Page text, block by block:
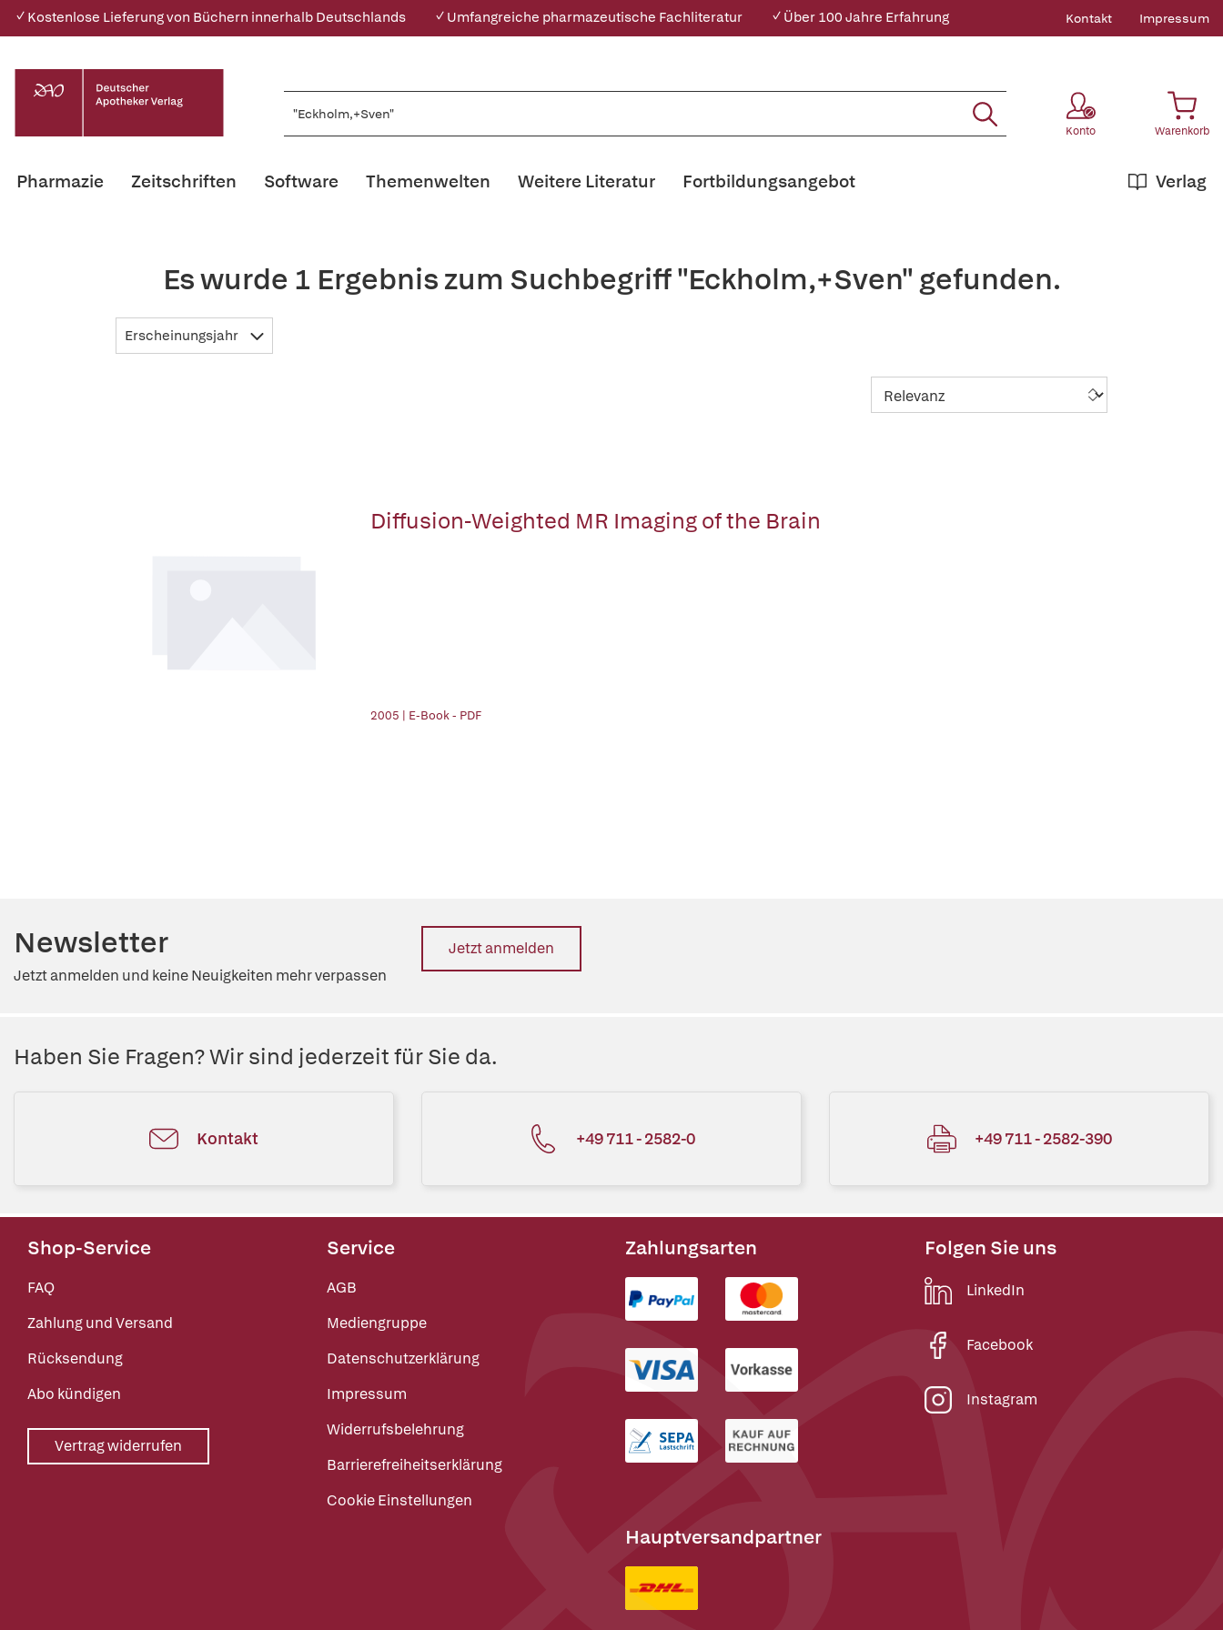
✓ Kostenlose Lieferung von Büchern innerhalb Deutschlands ✓ Umfangreiche pharmazeutische Fachliteratur ✓ Über 100 Jahre Erfahrung Kontakt Impressum
Konto Warenkorb
Pharmazie Zeitschriften Software Themenwelten Weitere Literatur Verlag
Fortbildungsangebot
Es wurde 1 Ergebnis zum Suchbegriff "Eckholm,+Sven" gefunden.
Erscheinungsjahr
Diffusion-Weighted MR Imaging of the Brain
2005 | E-Book - PDF
Newsletter
Jetzt anmelden und keine Neuigkeiten mehr verpassen
Jetzt anmelden
Haben Sie Fragen? Wir sind jederzeit für Sie da.
Kontakt +49 711 - 2582-0 +49 711 - 2582-390
Shop-Service
FAQ
Zahlung und Versand
Rücksendung
Abo kündigen
Vertrag widerrufen
Service
AGB
Mediengruppe
Datenschutzerklärung
Impressum
Widerrufsbelehrung
Barrierefreiheitserklärung
Cookie Einstellungen
Zahlungsarten
Hauptversandpartner
Folgen Sie uns
LinkedIn
Facebook
Instagram